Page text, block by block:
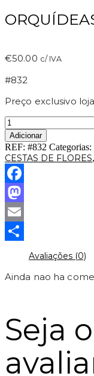
€50.00 c/ IVA
#832
Preço exclusivo
Adicionar
REF: #832 Categorias:
CESTAS DE FLORES,
Facebook
Mastodon
Email
Avaliações (0)
Ainda nao ha
Seja